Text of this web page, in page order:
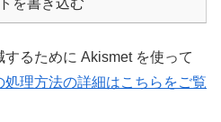
を書き込む
るために Akismet を使って
処理方法の詳細はこちらをご覧